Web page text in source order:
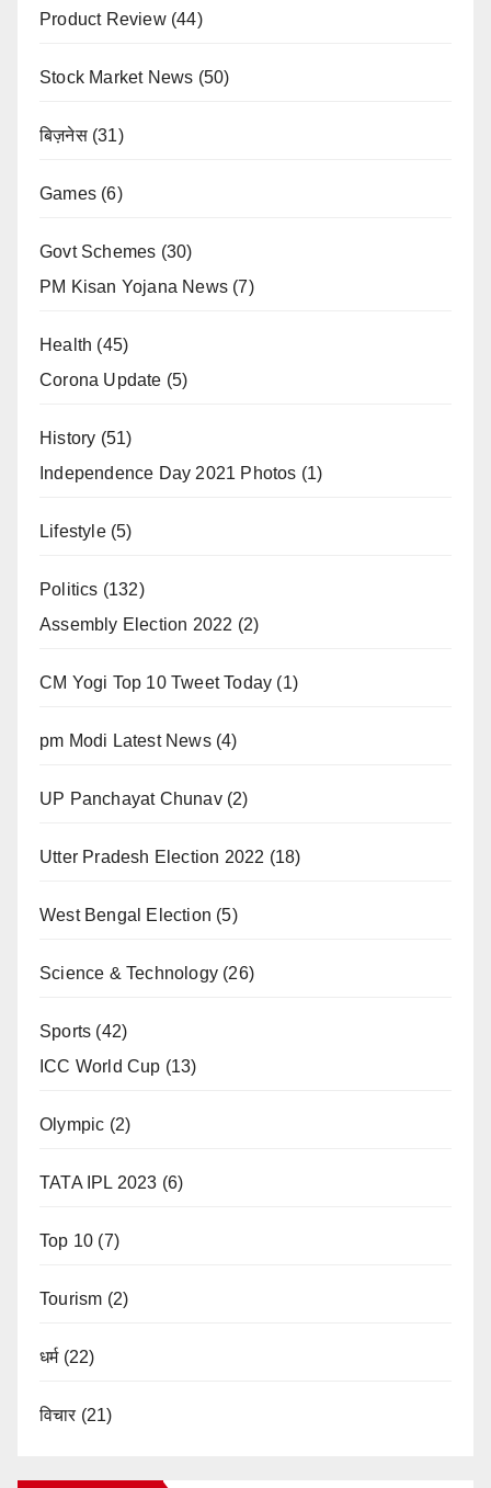
Product Review(44)
Stock Market News (50)
बिज़नेस(31)
Games (6)
Govt Schemes (30)
PM Kisan Yojana News (7)
Health (45)
Corona Update (5)
History (51)
Independence Day 2021 Photos (1)
Lifestyle(5)
Politics (132)
Assembly Election 2022 (2)
CM Yogi Top 10 Tweet Today (1)
pm Modi Latest News(4)
UP Panchayat Chunav(2)
Utter Pradesh Election 2022 (18)
West Bengal Election (5)
Science & Technology (26)
Sports (42)
ICC World Cup (13)
Olympic (2)
TATA IPL 2023 (6)
Top 10 (7)
Tourism (2)
धर्म(22)
विचार (21)